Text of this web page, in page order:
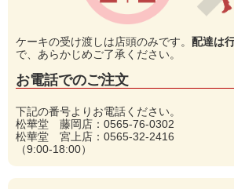
ケーキの受け渡しは店頭のみです。 配達は
で、あらかじめご了承ください。
お電話でのご注文
下記の番号よりお電話ください。
松華堂 藤岡店：0565-76-0302
松華堂 宮上店：0565-32-2416
（9:00-18:00）